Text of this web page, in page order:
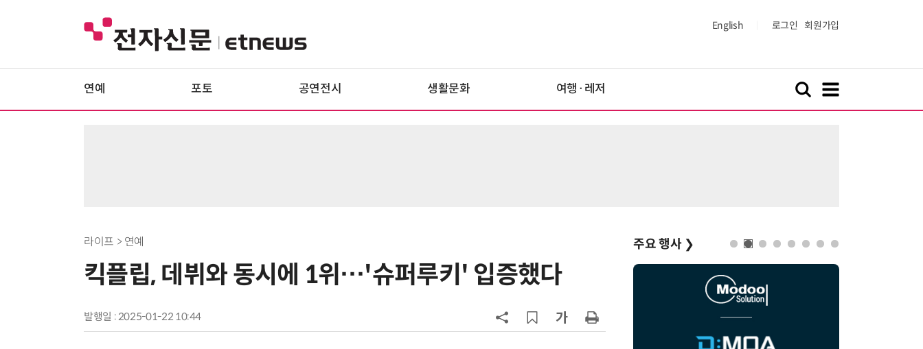
English 로그인 회원가입
연예 포토 공연전시 생활문화 여행·레저
라이프 > 연예
킥플립, 데뷔와 동시에 1위…'슈퍼루키' 입증했다
발행일 : 2025-01-22 10:44
주요 행사 ❯